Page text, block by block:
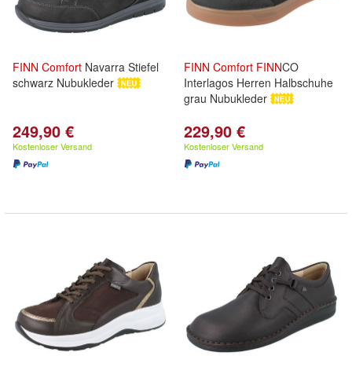
FINN Comfort Navarra Stiefel
schwarz Nubukleder
249,90 €
Kostenloser Versand
FINN Comfort FINNCO
Interlagos Herren Halbschuhe
grau Nubukleder
229,90 €
Kostenloser Versand